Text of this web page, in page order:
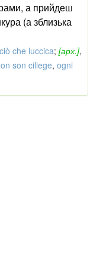
а прийдеш
(а зблизька
che luccica; [арх.],
son ciliege, ogni